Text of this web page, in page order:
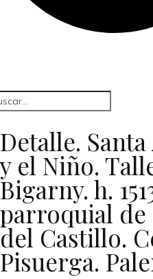
Detalle.
y el Niño.
Bigarny. h.
parroquial de
del Castillo.
Pisuerga.